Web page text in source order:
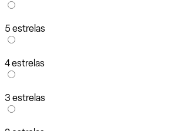
5 estrelas
4 estrelas
3 estrelas